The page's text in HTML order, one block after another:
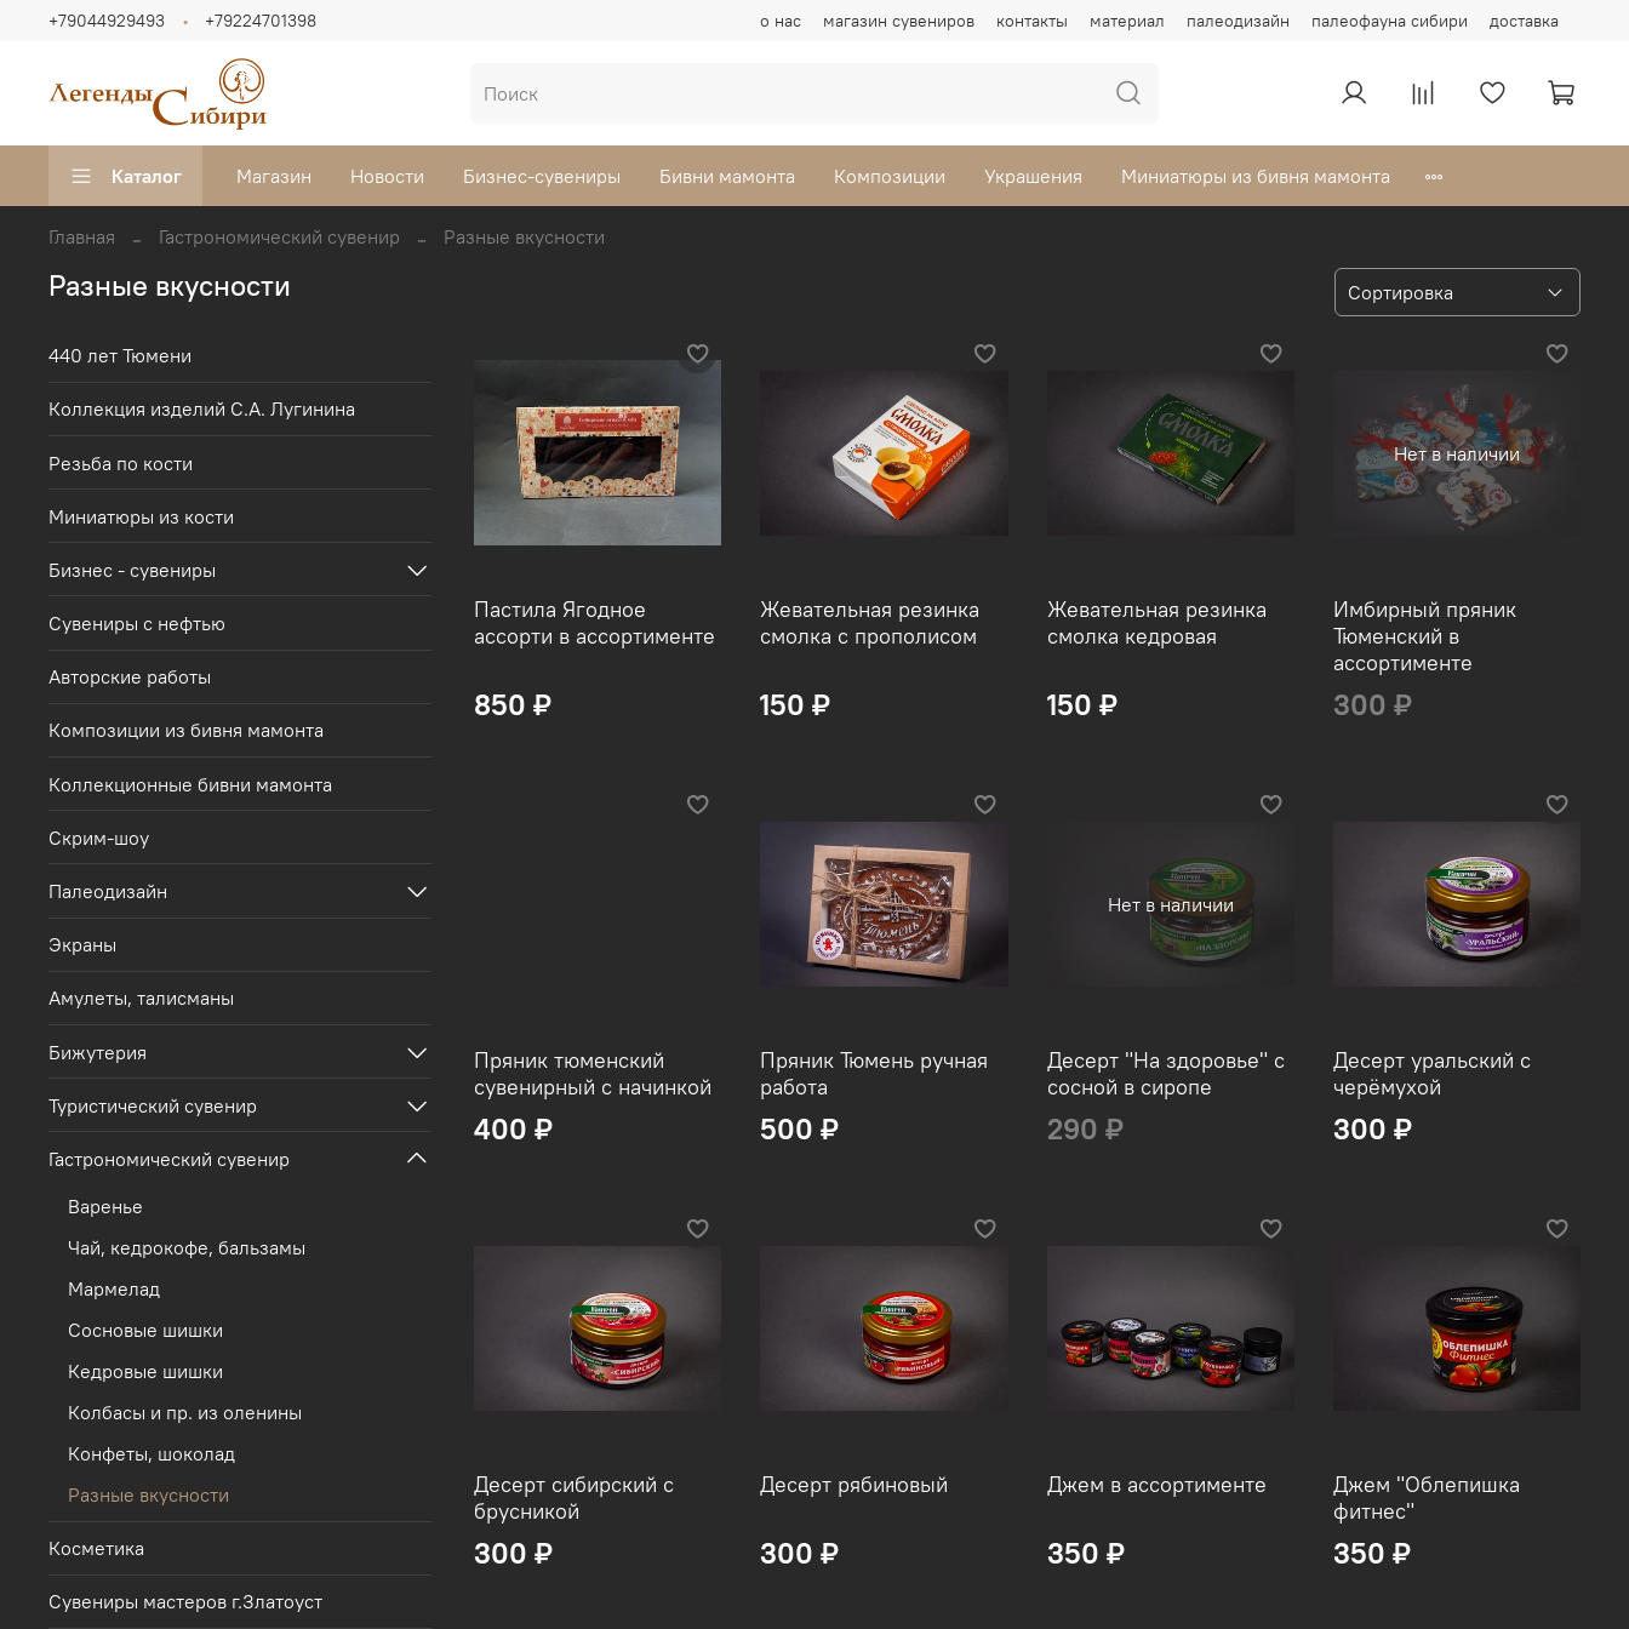
о нас магазин сувениров контакты материал палеодизайн палеофауна сибири доставка
+79044929493 +79224701398
Каталог Магазин Новости Бизнес-сувениры Бивни мамонта Композиции Украшения Миниатюры из бивня мамонта
Главная Гастрономический сувенир Разные вкусности
Разные вкусности
Пастила Ягодное
ассорти в ассортименте
850 ₽
Жевательная резинка
смолка с прополисом
150 ₽
Жевательная резинка
смолка кедровая
150 ₽
Нет в наличии
Имбирный пряник
Тюменский в
ассортименте
300 ₽
Пряник тюменский
сувенирный с начинкой
400 ₽
Пряник Тюмень ручная
работа
500 ₽
Нет в наличии
Десерт "На здоровье" с
сосной в сиропе
290 ₽
Десерт уральский с
черёмухой
300 ₽
Десерт сибирский с
брусникой
300 ₽
Десерт рябиновый
300 ₽
Джем в ассортименте
350 ₽
Джем "Облепишка
фитнес"
350 ₽
440 лет Тюмени
Коллекция изделий С.А. Лугинина
Резьба по кости
Миниатюры из кости
Бизнес - сувениры
Сувениры с нефтью
Авторские работы
Композиции из бивня мамонта
Коллекционные бивни мамонта
Скрим-шоу
Палеодизайн
Экраны
Амулеты, талисманы
Бижутерия
Туристический сувенир
Гастрономический сувенир
Варенье
Чай, кедрокофе, бальзамы
Мармелад
Сосновые шишки
Кедровые шишки
Колбасы и пр. из оленины
Конфеты, шоколад
Разные вкусности
Косметика
Сувениры мастеров г.Златоуст